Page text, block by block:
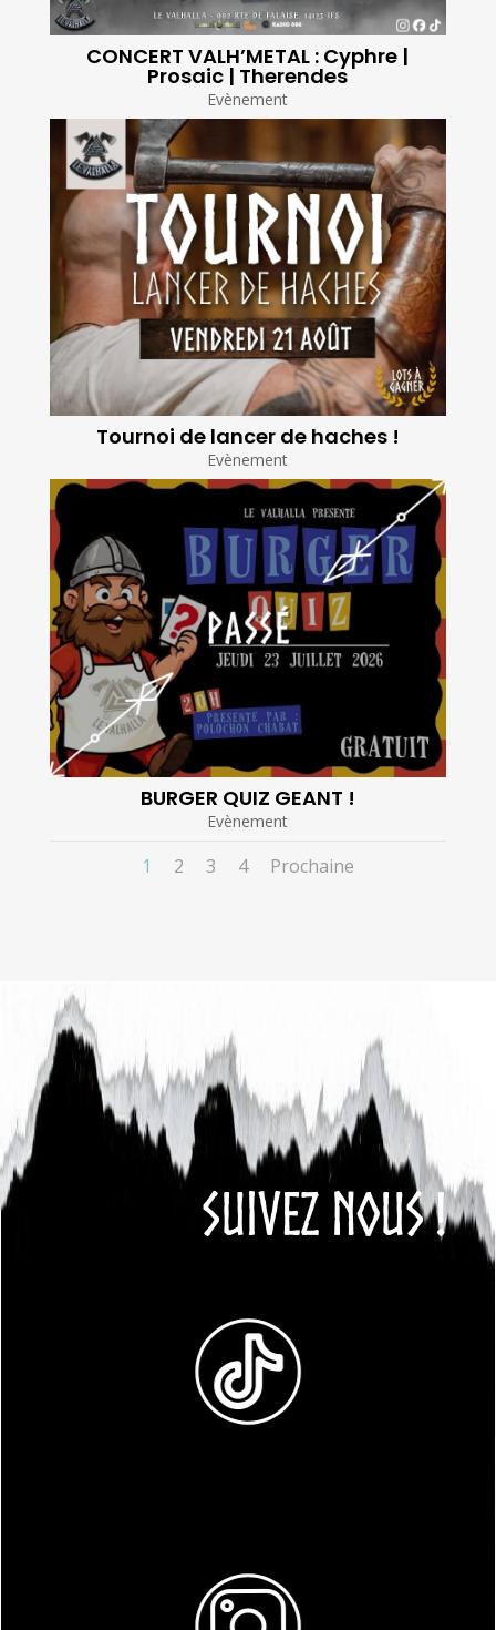
CONCERT VALH’METAL : Cyphre |
Prosaic | Therendes
Evènement
Tournoi de lancer de haches !
Evènement
BURGER QUIZ GEANT !
Evènement
1 2 3 4 Prochaine
SUIVEZ NOUS !